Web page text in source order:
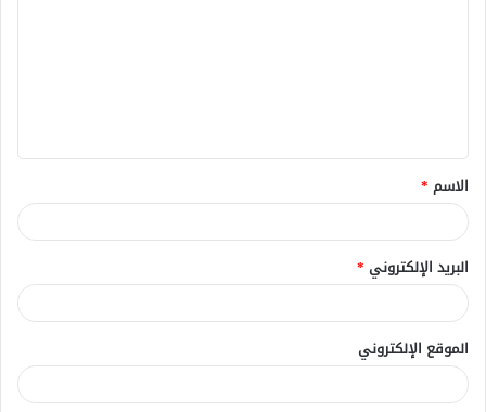
ق
*
الاسم *
البريد الإلكتروني *
الموقع الإلكتروني